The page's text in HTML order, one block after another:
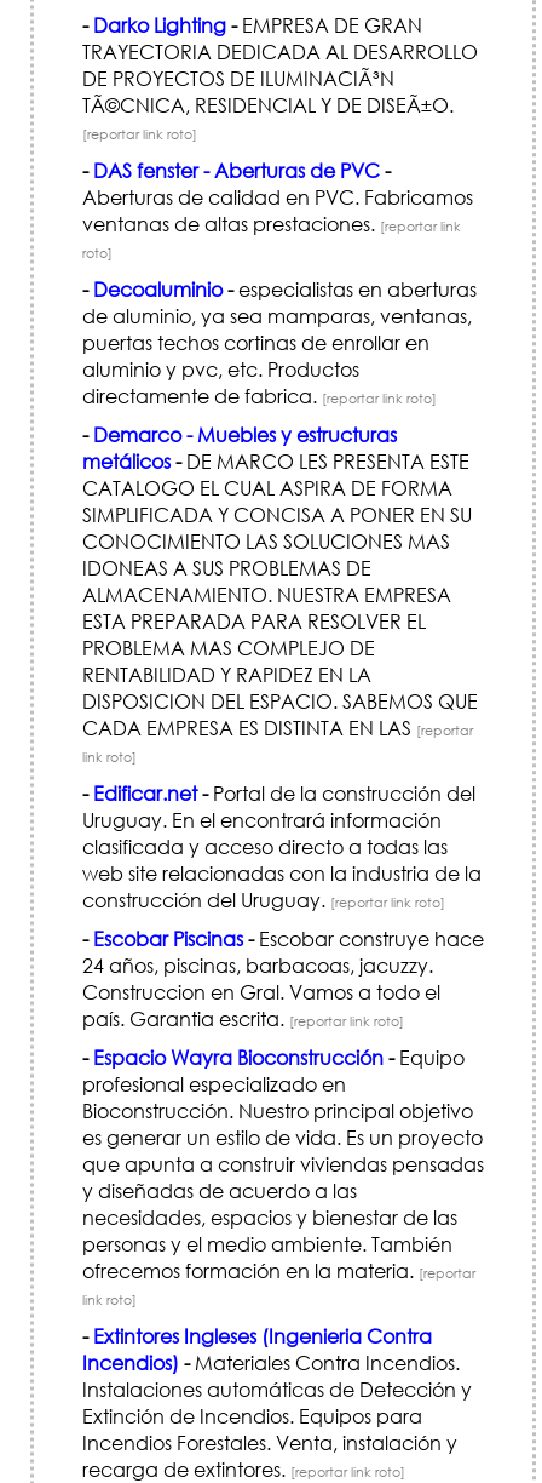
- Darko Lighting-EMPRESA DE GRAN
TRAYECTORIA DEDICADA AL DESARROLLO
DE PROYECTOS DE ILUMINACIÃ³N
TÃ©CNICA, RESIDENCIAL Y DE DISEÃ±O.
[reportar link roto]
- DAS fenster - Aberturas de PVC-
Aberturas de calidad en PVC. Fabricamos
ventanas de altas prestaciones. [reportar link
roto]
- Decoaluminio-especialistas en aberturas
de aluminio, ya sea mamparas, ventanas,
puertas techos cortinas de enrollar en
aluminio y pvc, etc. Productos
directamente de fabrica. [reportar link roto]
- Demarco - Muebles y estructuras
metálicos-DE MARCO LES PRESENTA ESTE
CATALOGO EL CUAL ASPIRA DE FORMA
SIMPLIFICADA Y CONCISA A PONER EN SU
CONOCIMIENTO LAS SOLUCIONES MAS
IDONEAS A SUS PROBLEMAS DE
ALMACENAMIENTO. NUESTRA EMPRESA
ESTA PREPARADA PARA RESOLVER EL
PROBLEMA MAS COMPLEJO DE
RENTABILIDAD Y RAPIDEZ EN LA
DISPOSICION DEL ESPACIO. SABEMOS QUE
CADA EMPRESA ES DISTINTA EN LAS [reportar
link roto]
- Edificar.net-Portal de la construcción del
Uruguay. En el encontrará información
clasificada y acceso directo a todas las
web site relacionadas con la industria de la
construcción del Uruguay. [reportar link roto]
- Escobar Piscinas-Escobar construye hace
24 años, piscinas, barbacoas, jacuzzy.
Construccion en Gral. Vamos a todo el
país. Garantia escrita. [reportar link roto]
- Espacio Wayra Bioconstrucción-Equipo
profesional especializado en
Bioconstrucción. Nuestro principal objetivo
es generar un estilo de vida. Es un proyecto
que apunta a construir viviendas pensadas
y diseñadas de acuerdo a las
necesidades, espacios y bienestar de las
personas y el medio ambiente. También
ofrecemos formación en la materia. [reportar
link roto]
- Extintores Ingleses (Ingenieria Contra
Incendios) -Materiales Contra Incendios.
Instalaciones automáticas de Detección y
Extinción de Incendios. Equipos para
Incendios Forestales. Venta, instalación y
recarga de extintores. [reportar link roto]